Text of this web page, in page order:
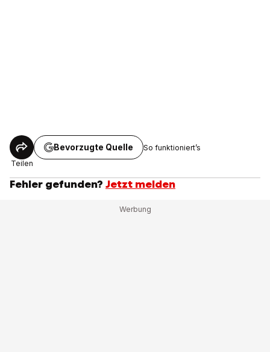
Teilen
Bevorzugte Quelle So funktioniert’s
Fehler gefunden? Jetzt melden